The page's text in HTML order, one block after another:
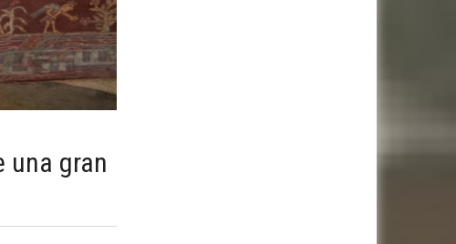
una gran